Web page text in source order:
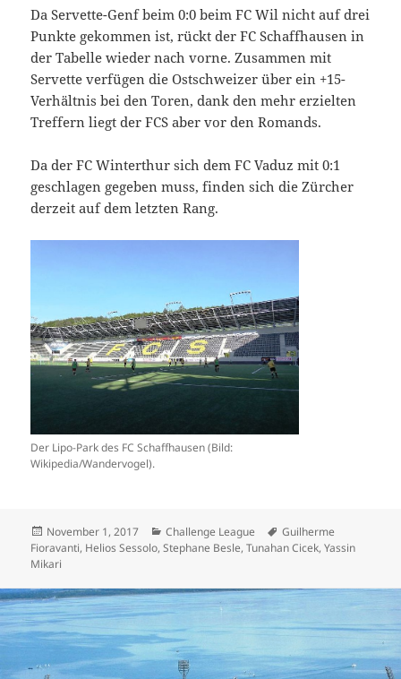
Da Servette-Genf beim 0:0 beim FC Wil nicht auf drei
Punkte gekommen ist, rückt der FC Schaffhausen in
der Tabelle wieder nach vorne. Zusammen mit
Servette verfügen die Ostschweizer über ein +15-
Verhältnis bei den Toren, dank den mehr erzielten
Treffern liegt der FCS aber vor den Romands.
Da der FC Winterthur sich dem FC Vaduz mit 0:1
geschlagen gegeben muss, finden sich die Zürcher
derzeit auf dem letzten Rang.
Der Lipo-Park des FC Schaffhausen (Bild:
Wikipedia/Wandervogel).
Veröffentlicht
am
November 1, 2017 Kategorien
Challenge League Schlagwörter
Guilherme
Fioravanti, Helios Sessolo,Stephane Besle,Tunahan Cicek,Yassin
Mikari